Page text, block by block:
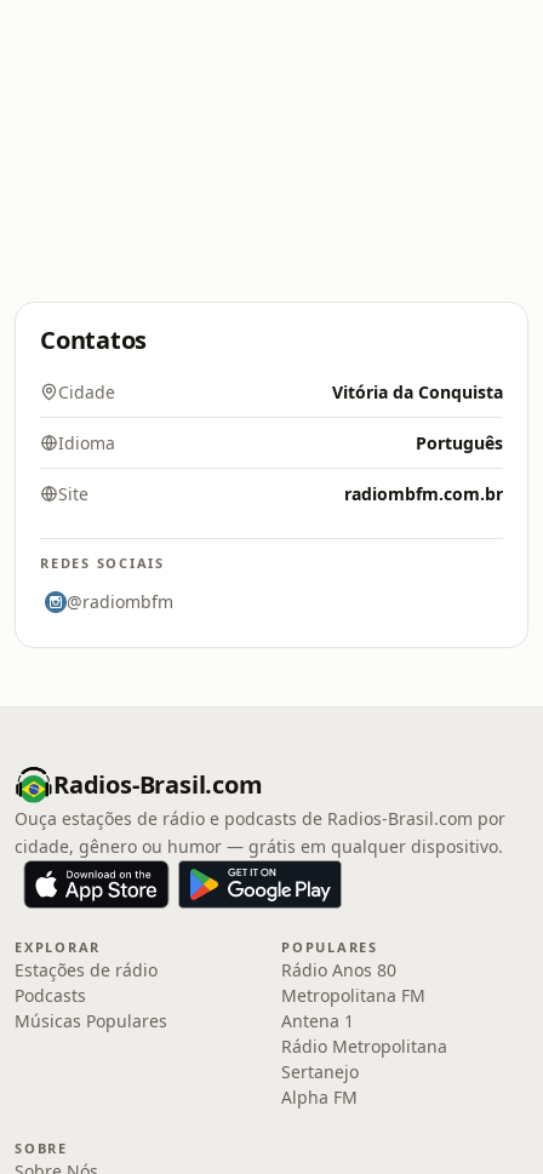
Contatos
Cidade Vitória da Conquista
Idioma Português
Site radiombfm.com.br
REDES SOCIAIS
@radiombfm
Radios-Brasil.com
Ouça estações de rádio e podcasts de Radios-Brasil.com por
cidade, gênero ou humor — grátis em qualquer dispositivo.
EXPLORAR
Estações de rádio
Podcasts
Músicas Populares
POPULARES
Rádio Anos 80
Metropolitana FM
Antena 1
Rádio Metropolitana
Sertanejo
Alpha FM
SOBRE